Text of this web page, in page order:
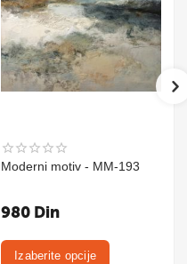
Moderni motiv - MM-193
980 Din
Izaberite opcije